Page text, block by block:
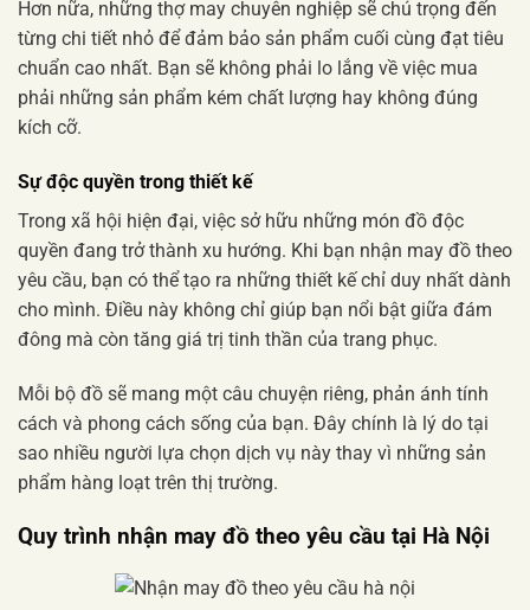
Hơn nữa, những thợ may chuyên nghiệp sẽ chú trọng đến
từng chi tiết nhỏ để đảm bảo sản phẩm cuối cùng đạt tiêu
chuẩn cao nhất. Bạn sẽ không phải lo lắng về việc mua
phải những sản phẩm kém chất lượng hay không đúng
kích cỡ.
Sự độc quyền trong thiết kế
Trong xã hội hiện đại, việc sở hữu những món đồ độc
quyền đang trở thành xu hướng. Khi bạn nhận may đồ theo
yêu cầu, bạn có thể tạo ra những thiết kế chỉ duy nhất dành
cho mình. Điều này không chỉ giúp bạn nổi bật giữa đám
đông mà còn tăng giá trị tinh thần của trang phục.
Mỗi bộ đồ sẽ mang một câu chuyện riêng, phản ánh tính
cách và phong cách sống của bạn. Đây chính là lý do tại
sao nhiều người lựa chọn dịch vụ này thay vì những sản
phẩm hàng loạt trên thị trường.
Quy trình nhận may đồ theo yêu cầu tại Hà Nội